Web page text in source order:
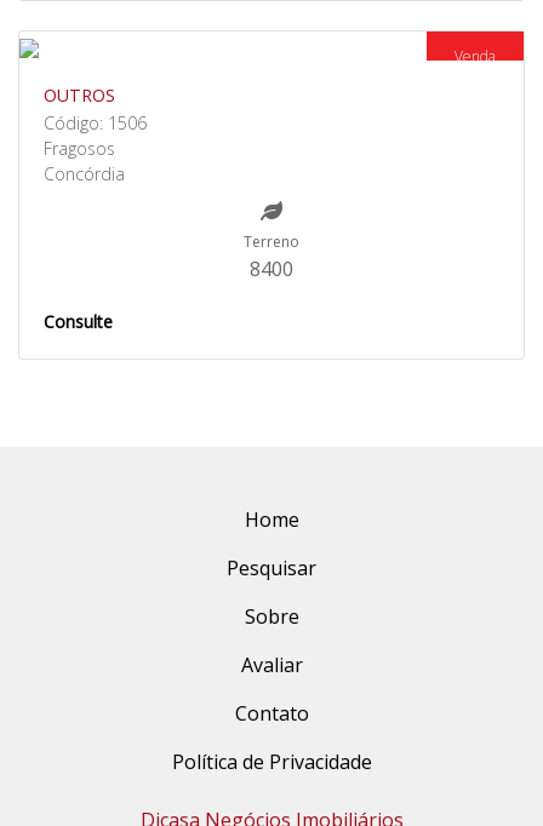
Venda
OUTROS
Código: 1506
Fragosos
Concórdia
Terreno
8400
Consulte
Home
Pesquisar
Sobre
Avaliar
Contato
Política de Privacidade
Dicasa Negócios Imobiliários